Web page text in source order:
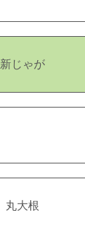
新じゃが
丸大根